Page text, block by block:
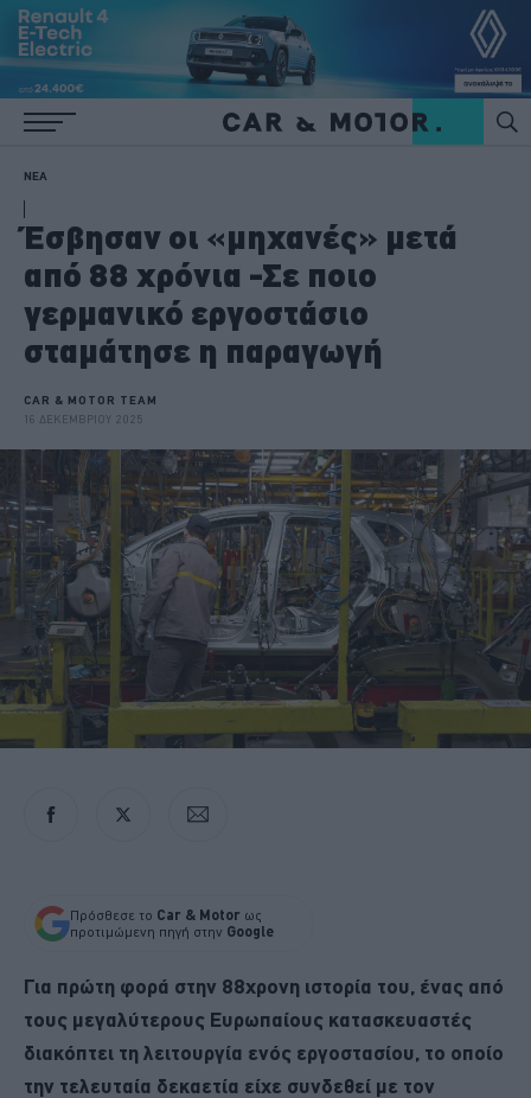
ΝΕΑ
Έσβησαν οι «μηχανές» μετά
από 88 χρόνια -Σε ποιο
γερμανικό εργοστάσιο
σταμάτησε η παραγωγή
CAR & MOTOR TEAM
16 ΔΕΚΕΜΒΡΙΟΥ 2025
Πρόσθεσε το Car & Motor ως
προτιμώμενη πηγή στην Google
Για πρώτη φορά στην 88χρονη ιστορία του, ένας από
τους μεγαλύτερους Ευρωπαίους κατασκευαστές
διακόπτει τη λειτουργία ενός εργοστασίου, το οποίο
την τελευταία δεκαετία είχε συνδεθεί με τον